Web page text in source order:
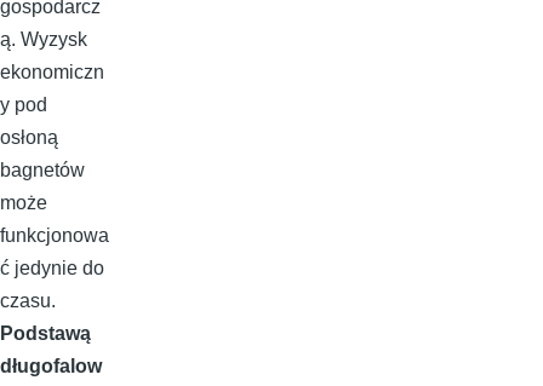
gospodarcz
ą. Wyzysk
ekonomiczn
y pod
osłoną
bagnetów
może
funkcjonowa
ć jedynie do
czasu.
Podstawą
długofalow